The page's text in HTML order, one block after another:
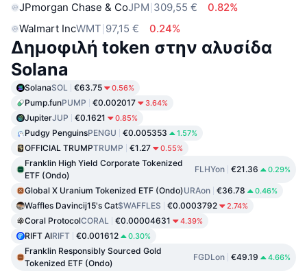
JPmorgan Chase & CoJPM 309,55 €
0.82%
Walmart IncWMT 97,15 € 0.24%
Δημοφιλή token στην αλυσίδα
Solana
SolanaSOL €63.75 0.56%
Pump.funPUMP €0.002017 3.64%
JupiterJUP €0.1621 0.85%
Pudgy PenguinsPENGU €0.005353 1.57%
OFFICIAL TRUMPTRUMP €1.27 0.55%
Franklin High Yield Corporate Tokenized
ETF (Ondo)
FLHYon €21.36 0.29%
Global X Uranium Tokenized ETF (Ondo)URAon €36.78 0.46%
Waffles Davincij15's Cat$WAFFLES €0.0003792 2.74%
Coral ProtocolCORAL €0.00004631 4.39%
RIFT AIRIFT €0.001612 0.30%
Franklin Responsibly Sourced Gold
Tokenized ETF (Ondo)
FGDLon €49.19 4.66%